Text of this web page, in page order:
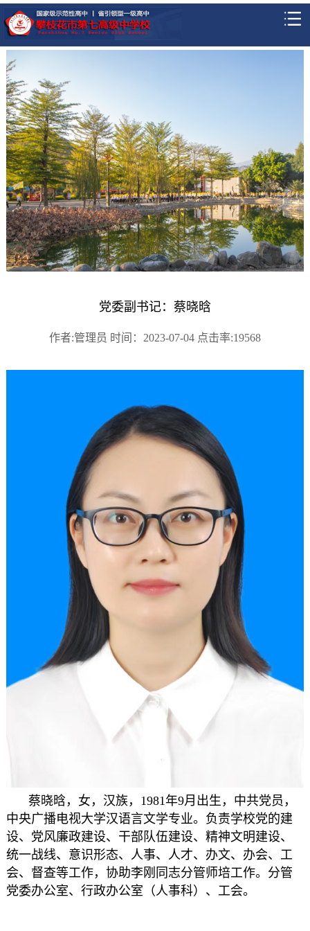
党委副书记：蔡晓晗
作者:管理员 时间：2023-07-04 点击率:19568
蔡晓晗，女，汉族，1981年9月出生，中共党员，
中央广播电视大学汉语言文学专业。 负责学校党的建
设、党风廉政建设、干部队伍建设、精神文明建设、
统一战线、意识形态、人事、人才、办文、办会、工
会、督查等工作，协助李刚同志分管师培工作。 分管
党委办公室、行政办公室（人事科）、工会。